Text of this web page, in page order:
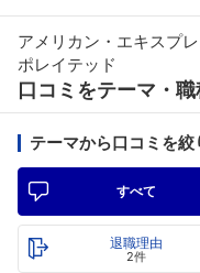
アメリカン・エキスプ
ポレイテッド
口コミをテーマ・
テーマから口コミを絞
すべて
退職理由
2件